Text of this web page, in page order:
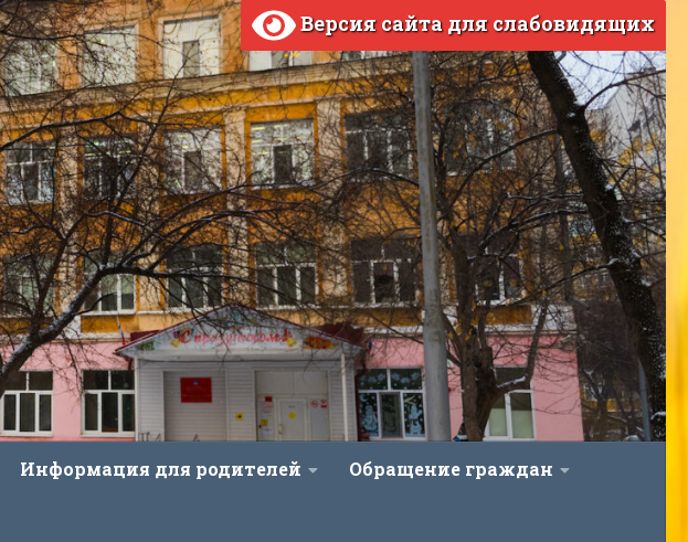
Версия сайта для слабовидящих
Информация для родителей Обращение граждан